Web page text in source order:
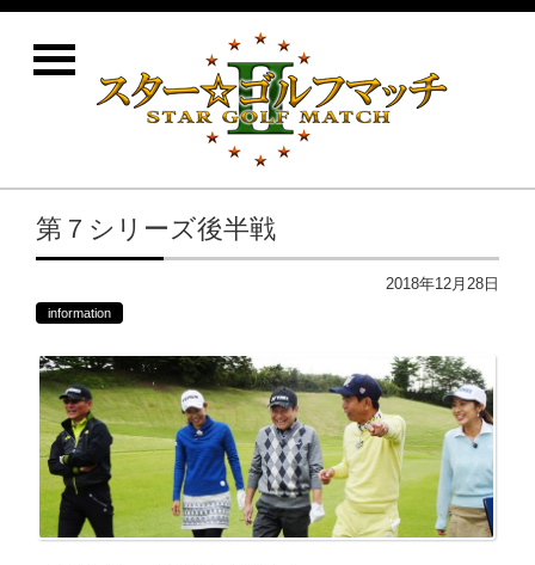
第７シリーズ後半戦
2018年12月28日
information